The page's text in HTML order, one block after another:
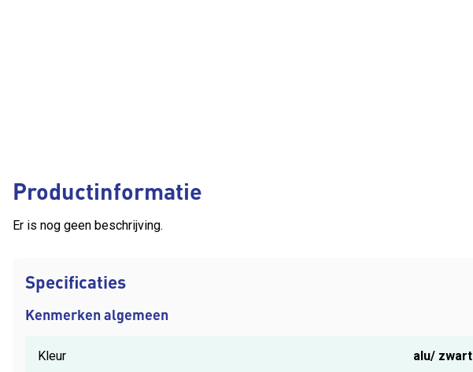
Productinformatie
Er is nog geen beschrijving.
Specificaties
Kenmerken algemeen
Kleur alu/ zwart